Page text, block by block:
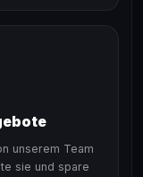
unserem Team
sie und spare